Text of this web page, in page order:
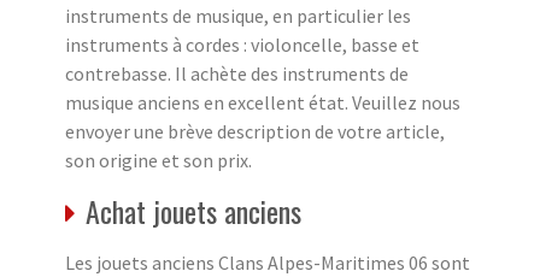
instruments de musique, en particulier les
instruments à cordes : violoncelle, basse et
contrebasse. Il achète des instruments de
musique anciens en excellent état. Veuillez nous
envoyer une brève description de votre article,
son origine et son prix.
Achat jouets anciens
Les jouets anciens Clans Alpes-Maritimes 06 sont